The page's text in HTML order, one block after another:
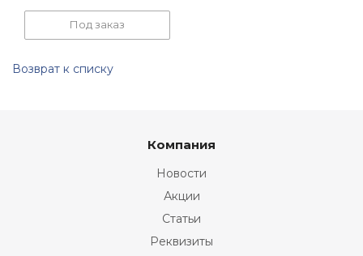
Под заказ
Возврат к списку
Компания
Новости
Акции
Статьи
Реквизиты